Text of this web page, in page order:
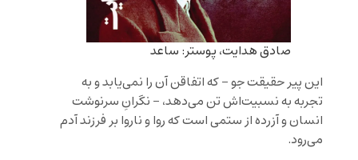
صادق هدایت، پوستر: ساعد
این پیر حقیقت جو – که اتفاقن آن را نمی‌یابد و به
تجربه به نسبیت‌اش تن می‌دهد، – نگرانِ سرنوشت
انسان و آزرده از ستمی است که روا و ناروا بر فرزند آدم
می‌رود.